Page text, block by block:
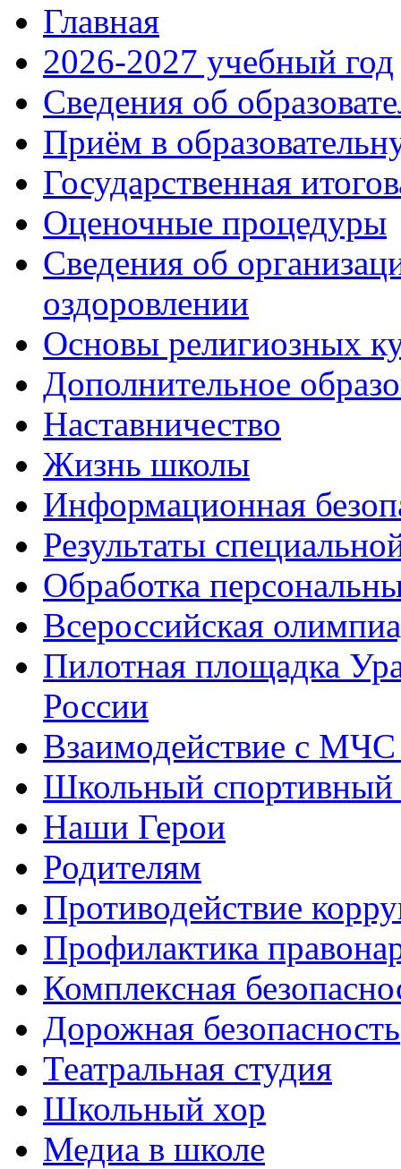
Главная
2026-2027 учебный год
Сведения об
Приём в
Государственная
Оценочные процедуры
Сведения об
оздоровлении
Основы религиозных
Дополнительное
Наставничество
Жизнь школы
Информационная
Результаты
Обработка
Всероссийская
Пилотная площадка
России
Взаимодействие с
Школьный
Наши Герои
Родителям
Противодействие
Профилактика
Комплексная
Дорожная безопасность
Театральная студия
Школьный хор
Медиа в школе